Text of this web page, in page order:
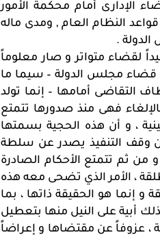
الإدارى أمام محكمة الأمور
النظام العام , ومدى ماله
.
لقضاء متواتر و صار معلوماً
قضاء مجلس الدولة – سيما ما
التقاضى أمامها – إنما تولد
فهى منذ صدورها تتمتع
، و أن هذه الحجية بسمتها
أن وقف التنفيذ يصدر عن سلطة
ثم تتمتع الأحكام الصادرة
، الأمر الذي تضحى معه هذه
إنما هو الحقيقة ذاتها ، بما
أبية على النيل منها بتعطيل
، عزوفاً عن مقتضاها و إعراضاً